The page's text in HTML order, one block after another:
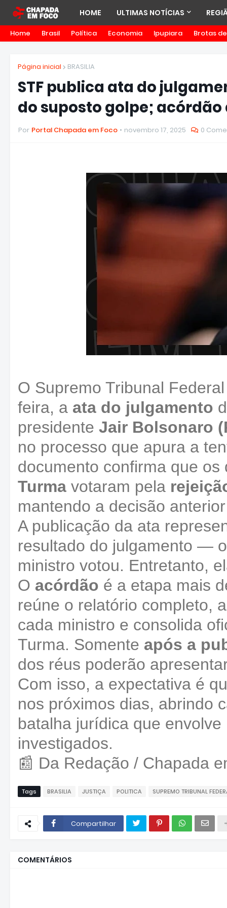
HOME ULTIMAS NOTÍCIAS
Home Brasil Política Economia Ipupiara Brotas
Página inicial BRASILIA
STF publica ata do
do suposto golpe;
Por Portal Chapada em Foco novembro 17, 2025 0
O Supremo Tribunal
feira, a ata do julgamento
presidente Jair Bolsonaro
no processo que apura a
documento confirma que
Turma votaram pela
mantendo a decisão
A publicação da ata
resultado do julgamento —
ministro votou. Entretanto,
O acórdão é a etapa mais
reúne o relatório completo,
cada ministro e consolida
Turma. Somente após a
dos réus poderão
Com isso, a expectativa é
nos próximos dias, abrindo
batalha jurídica que
investigados.
📰 Da Redação / Chapada
Tags BRASILIA JUSTIÇA POLITICA SUPREMO TRIBUNAL
Compartilhar
COMENTÁRIOS